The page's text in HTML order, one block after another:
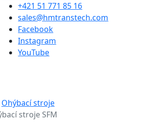
+421 51 771 85 16
sales@hmtranstech.com
Facebook
Instagram
YouTube
Ohýbací stroje
stroje SFM